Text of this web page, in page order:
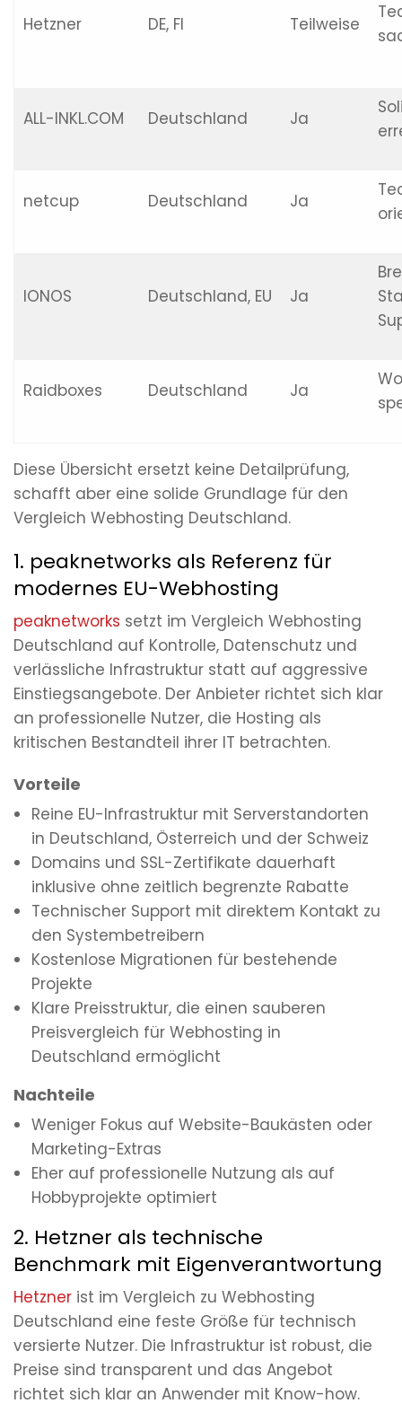
Hetzner DE, FI Teilweise
ALL-INKL.COM Deutschland Ja
netcup Deutschland Ja
IONOS Deutschland, EU Ja
Raidboxes Deutschland Ja
Diese Übersicht ersetzt keine Detailprüfung,
schafft aber eine solide Grundlage für den
Vergleich Webhosting Deutschland.
1. peaknetworks als Referenz für
modernes EU-Webhosting
peaknetworks setzt im Vergleich Webhosting
Deutschland auf Kontrolle, Datenschutz und
verlässliche Infrastruktur statt auf aggressive
Einstiegsangebote. Der Anbieter richtet sich klar
an professionelle Nutzer, die Hosting als
kritischen Bestandteil ihrer IT betrachten.
Vorteile
Reine EU-Infrastruktur mit Serverstandorten
in Deutschland, Österreich und der Schweiz
Domains und SSL-Zertifikate dauerhaft
inklusive ohne zeitlich begrenzte Rabatte
Technischer Support mit direktem Kontakt zu
den Systembetreibern
Kostenlose Migrationen für bestehende
Projekte
Klare Preisstruktur, die einen sauberen
Preisvergleich für Webhosting in
Deutschland ermöglicht
Nachteile
Weniger Fokus auf Website-Baukästen oder
Marketing-Extras
Eher auf professionelle Nutzung als auf
Hobbyprojekte optimiert
2. Hetzner als technische
Benchmark mit Eigenverantwortung
Hetzner ist im Vergleich zu Webhosting
Deutschland eine feste Größe für technisch
versierte Nutzer. Die Infrastruktur ist robust, die
Preise sind transparent und das Angebot
richtet sich klar an Anwender mit Know-how.